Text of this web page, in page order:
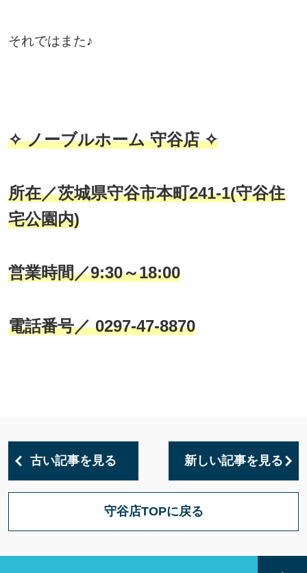
それではまた♪
✧ ノーブルホーム 守谷店 ✧
所在／茨城県守谷市本町241-1(守谷住
宅公園内)
営業時間／9:30～18:00
電話番号／ 0297-47-8870
古い記事を見る 新しい記事を見る
守谷店TOPに戻る